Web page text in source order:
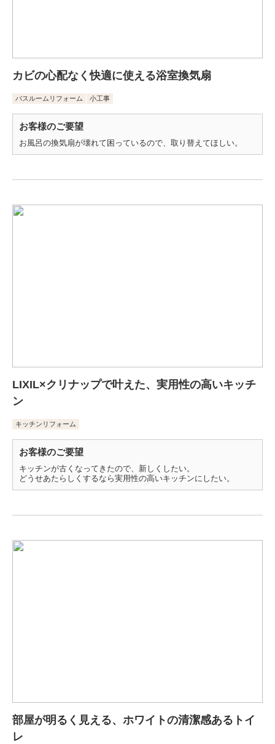
カビの心配なく快適に使える浴室換気扇
バスルームリフォーム 小工事
お客様のご要望
お風呂の換気扇が壊れて困っているので、取り替えてほしい。
LIXIL×クリナップで叶えた、実用性の高いキッチ
ン
キッチンリフォーム
お客様のご要望
キッチンが古くなってきたので、新しくしたい。
どうせあたらしくするなら実用性の高いキッチンにしたい。
部屋が明るく見える、ホワイトの清潔感あるトイ
レ